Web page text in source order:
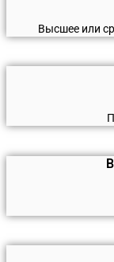
Высшее или